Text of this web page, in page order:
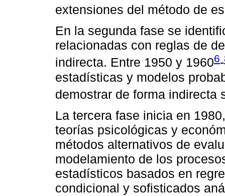
extensiones del método de
En la segunda fase se
relacionadas con reglas de
indirecta. Entre 1950 y 19606-
estadísticas y modelos
demostrar de forma indirecta
La tercera fase inicia en
teorías psicológicas y
métodos alternativos de
modelamiento de los
estadísticos basados en
condicional y sofisticados